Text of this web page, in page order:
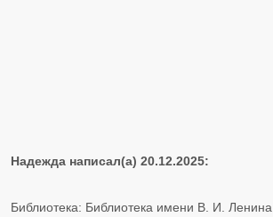
Надежда написал(а) 20.12.2025:
Библиотека: Библиотека имени В. И. Ленина